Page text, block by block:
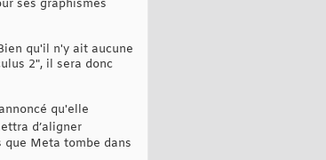
ses graphismes
qu'il n'y ait aucune
2", il sera donc
qu'elle
d’aligner
que Meta tombe dans